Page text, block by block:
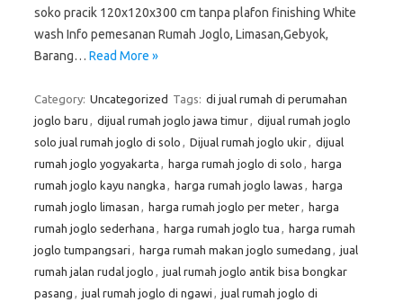
soko pracik 120x120x300 cm tanpa plafon finishing White
wash Info pemesanan Rumah Joglo, Limasan,Gebyok,
Barang… Read More »
Category: Uncategorized Tags: di jual rumah di perumahan
joglo baru , dijual rumah joglo jawa timur, dijual rumah joglo
solo jual rumah joglo di solo , Dijual rumah joglo ukir, dijual
rumah joglo yogyakarta , harga rumah joglo di solo , harga
rumah joglo kayu nangka , harga rumah joglo lawas , harga
rumah joglo limasan , harga rumah joglo per meter, harga
rumah joglo sederhana , harga rumah joglo tua , harga rumah
joglo tumpangsari , harga rumah makan joglo sumedang , jual
rumah jalan rudal joglo , jual rumah joglo antik bisa bongkar
pasang , jual rumah joglo di ngawi , jual rumah joglo di